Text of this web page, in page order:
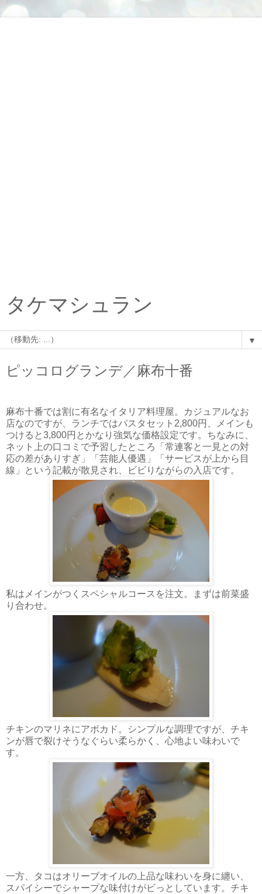
タケマシュラン
▼
ピッコログランデ／麻布十番
麻布十番では割に有名なイタリア料理屋。カジュアルなお
店なのですが、ランチではパスタセット2,800円、メインも
つけると3,800円とかなり強気な価格設定です。ちなみに、
ネット上の口コミで予習したところ「常連客と一見との対
応の差がありすぎ」「芸能人優遇」「サービスが上から目
線」という記載が散見され、ビビりながらの入店です。
私はメインがつくスペシャルコースを注文。まずは前菜盛
り合わせ。
チキンのマリネにアボカド。シンプルな調理ですが、チキ
ンが唇で裂けそうなぐらい柔らかく、心地よい味わいで
す。
一方、タコはオリーブオイルの上品な味わいを身に纏い、
スパイシーでシャープな味付けがビっとしています。チキ